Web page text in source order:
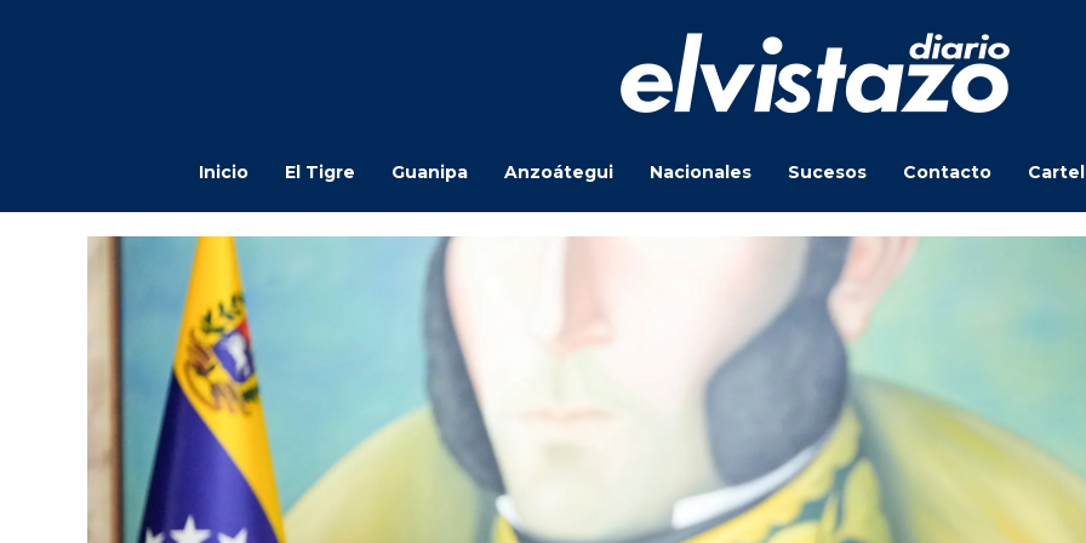
Inicio El Tigre Guanipa Anzoátegui Nacionales Sucesos Contacto